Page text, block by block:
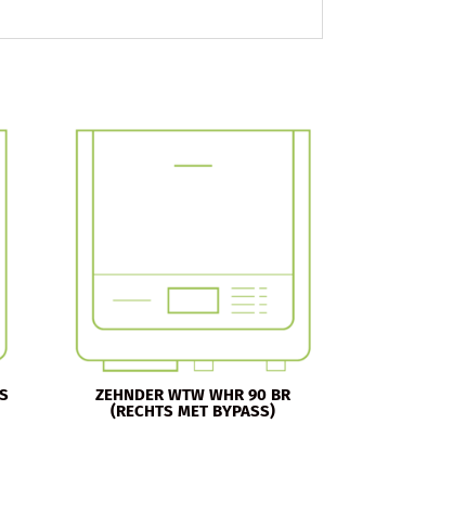
ZEHNDER WTW WHR 90 BR
(RECHTS MET BYPASS)